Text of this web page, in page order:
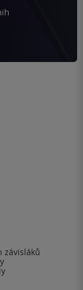
závisláků